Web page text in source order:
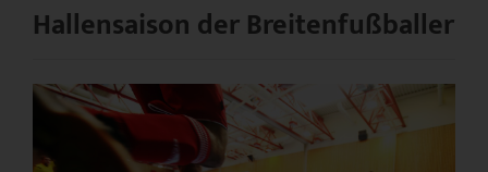
Hallensaison der Breitenfußballer